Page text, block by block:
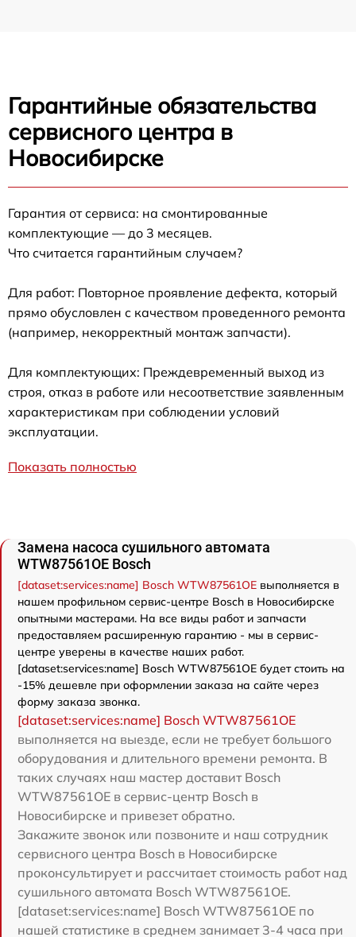
Гарантийные обязательства
сервисного центра в
Новосибирске
Гарантия от сервиса: на смонтированные
комплектующие — до 3 месяцев.
Что считается гарантийным случаем?
Для работ: Повторное проявление дефекта, который
прямо обусловлен с качеством проведенного ремонта
(например, некорректный монтаж запчасти).
Для комплектующих: Преждевременный выход из
строя, отказ в работе или несоответствие заявленным
характеристикам при соблюдении условий
эксплуатации.
Показать полностью
Замена насоса сушильного автомата
WTW87561OE Bosch
[dataset:services:name] Bosch WTW87561OE выполняется в
нашем профильном сервис-центре Bosch в Новосибирске
опытными мастерами. На все виды работ и запчасти
предоставляем расширенную гарантию - мы в сервис-
центре уверены в качестве наших работ.
[dataset:services:name] Bosch WTW87561OE будет стоить на
-15% дешевле при оформлении заказа на сайте через
форму заказа звонка.
[dataset:services:name] Bosch WTW87561OE
выполняется на выезде, если не требует большого
оборудования и длительного времени ремонта. В
таких случаях наш мастер доставит Bosch
WTW87561OE в сервис-центр Bosch в
Новосибирске и привезет обратно.
Закажите звонок или позвоните и наш сотрудник
сервисного центра Bosch в Новосибирске
проконсультирует и рассчитает стоимость работ над
сушильного автомата Bosch WTW87561OE.
[dataset:services:name] Bosch WTW87561OE по
нашей статистике в среднем занимает 3-4 часа при